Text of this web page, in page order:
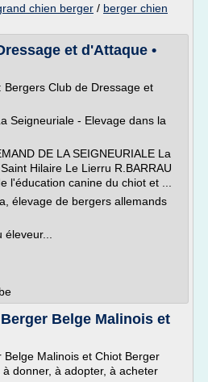
chien berger / berger chien
et d'Attaque •
Club de Dressage et
Seigneuriale - Elevage dans la
DE LA SEIGNEURIALE La
Hilaire Le Lierru R.BARRAU
l'éducation canine du chiot et ...
élevage de bergers allemands
Belge Malinois et
Belge Malinois et Chiot Berger
donner, à adopter, à acheter